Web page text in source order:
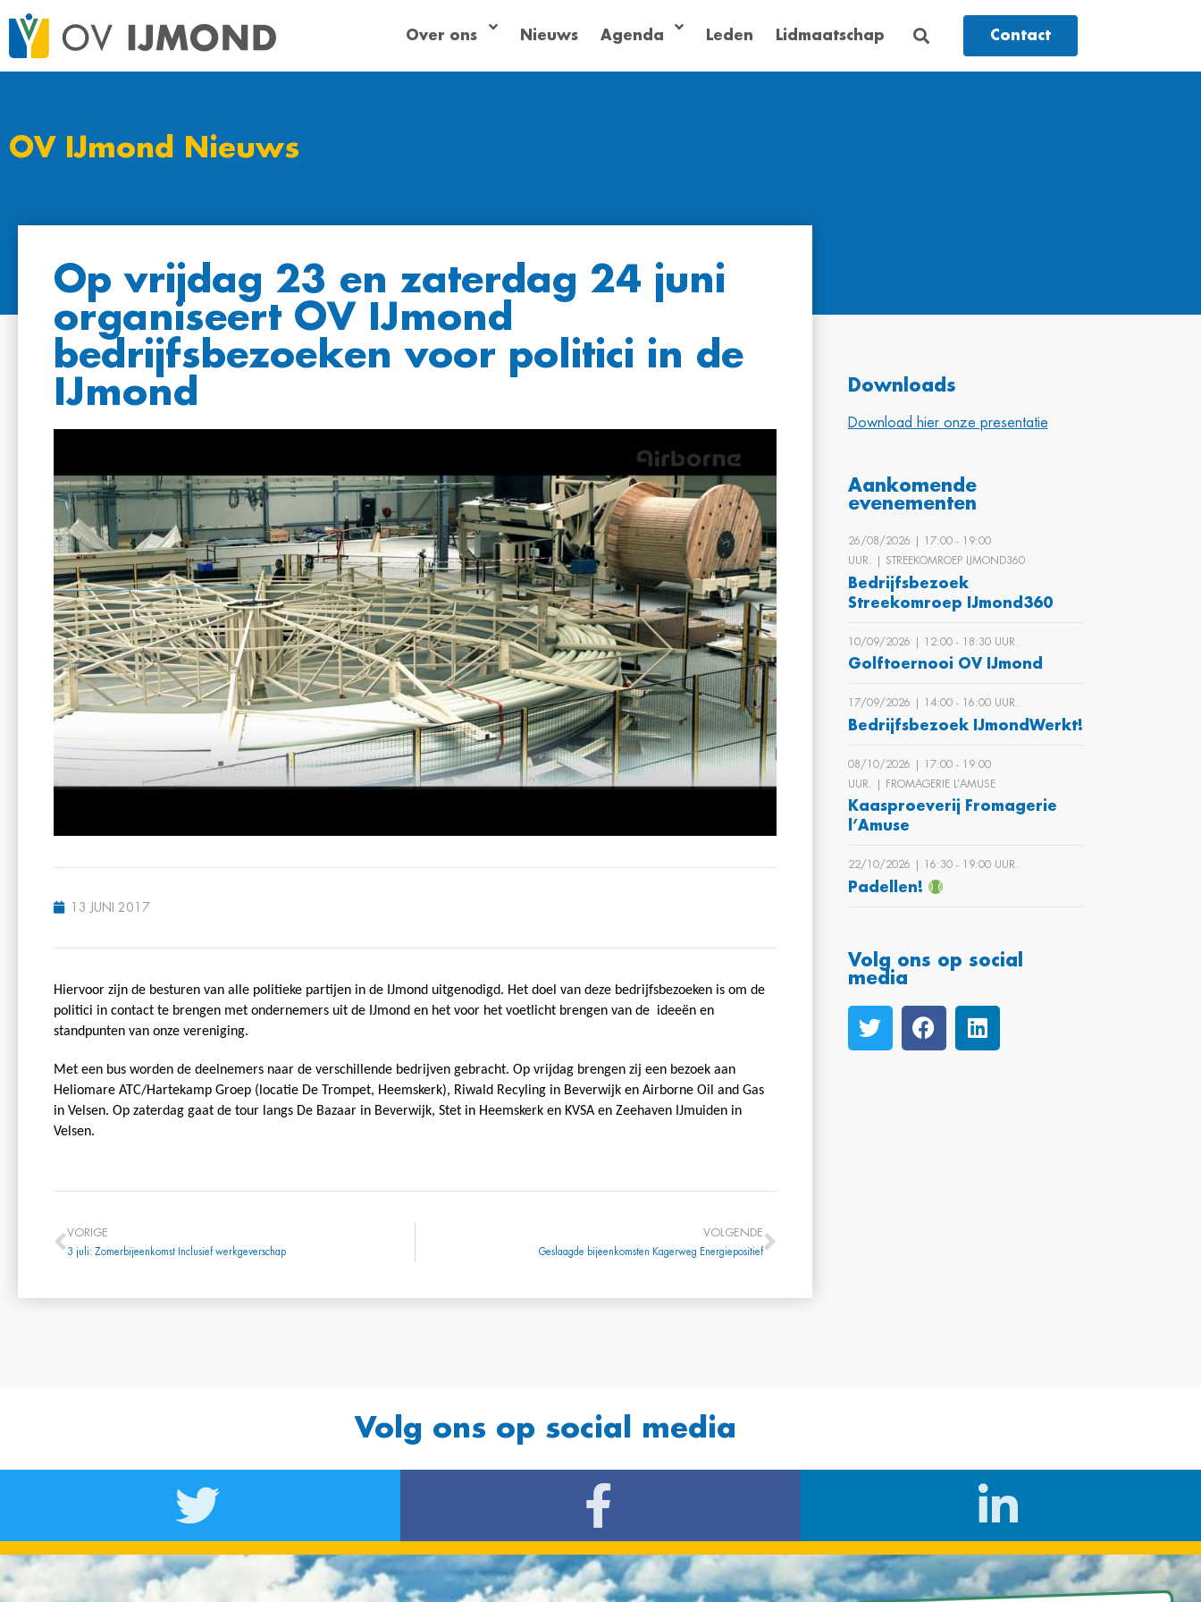
Over ons Nieuws Agenda Leden Lidmaatschap Contact
OV IJmond Nieuws
Op vrijdag 23 en zaterdag 24 juni
organiseert OV IJmond
bedrijfsbezoeken voor politici in de
IJmond
13 JUNI 2017
Hiervoor zijn de besturen van alle politieke partijen in de IJmond uitgenodigd. Het doel van deze bedrijfsbezoeken is om de
politici in contact te brengen met ondernemers uit de IJmond en het voor het voetlicht brengen van de ideeën en
standpunten van onze vereniging.
Met een bus worden de deelnemers naar de verschillende bedrijven gebracht. Op vrijdag brengen zij een bezoek aan
Heliomare ATC/Hartekamp Groep (locatie De Trompet, Heemskerk), Riwald Recyling in Beverwijk en Airborne Oil and Gas
in Velsen. Op zaterdag gaat de tour langs De Bazaar in Beverwijk, Stet in Heemskerk en KVSA en Zeehaven IJmuiden in
Velsen.
VORIGE
3 juli: Zomerbijeenkomst Inclusief werkgeverschap
VOLGENDE
Geslaagde bijeenkomsten Kagerweg Energiepositief
Downloads
Download hier onze presentatie
Aankomende
evenementen
26/08/2026 | 17:00 ‐ 19:00
UUR. | STREEKOMROEP IJMOND360
Bedrijfsbezoek
Streekomroep IJmond360
10/09/2026 | 12:00 ‐ 18:30 UUR.
Golftoernooi OV IJmond
17/09/2026 | 14:00 ‐ 16:00 UUR.
Bedrijfsbezoek IJmondWerkt!
08/10/2026 | 17:00 ‐ 19:00
UUR. | FROMAGERIE L’AMUSE
Kaasproeverij Fromagerie
l’Amuse
22/10/2026 | 16:30 ‐ 19:00 UUR.
Padellen!
Volg ons op social
media
Volg ons op social media